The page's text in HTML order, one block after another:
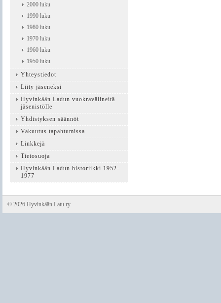
2000 luku
1990 luku
1980 luku
1970 luku
1960 luku
1950 luku
Yhteystiedot
Liity jäseneksi
Hyvinkään Ladun vuokravälineitä
jäsenistölle
Yhdistyksen säännöt
Vakuutus tapahtumissa
Linkkejä
Tietosuoja
Hyvinkään Ladun historiikki 1952-
1977
© 2026 Hyvinkään Latu ry.